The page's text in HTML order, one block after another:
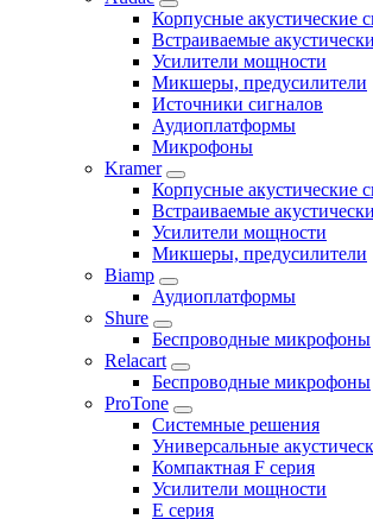
Корпусные акустические
Встраиваемые
Усилители мощности
Микшеры, предусилители
Источники сигналов
Аудиоплатформы
Микрофоны
Kramer
Корпусные акустические
Встраиваемые
Усилители мощности
Микшеры, предусилители
Biamp
Аудиоплатформы
Shure
Беспроводные микрофоны
Relacart
Беспроводные микрофоны
ProTone
Системные решения
Универсальные
Компактная F серия
Усилители мощности
E серия